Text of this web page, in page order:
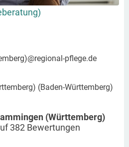
@regional-pflege.de
(Baden-Württemberg)
(Württemberg)
382 Bewertungen